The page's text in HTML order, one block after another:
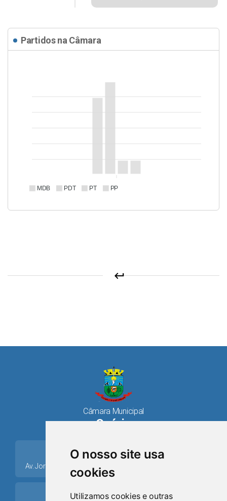
O nosso site usa
cookies
Utilizamos cookies e outras
Partidos na Câmara
MDB PDT PT PP
keyboard_return
Câmara Municipal
Osório
place
Av. Jorge Dariva, 1211, Centro CEP: 95520.000 - Osório/RS
ring_volume